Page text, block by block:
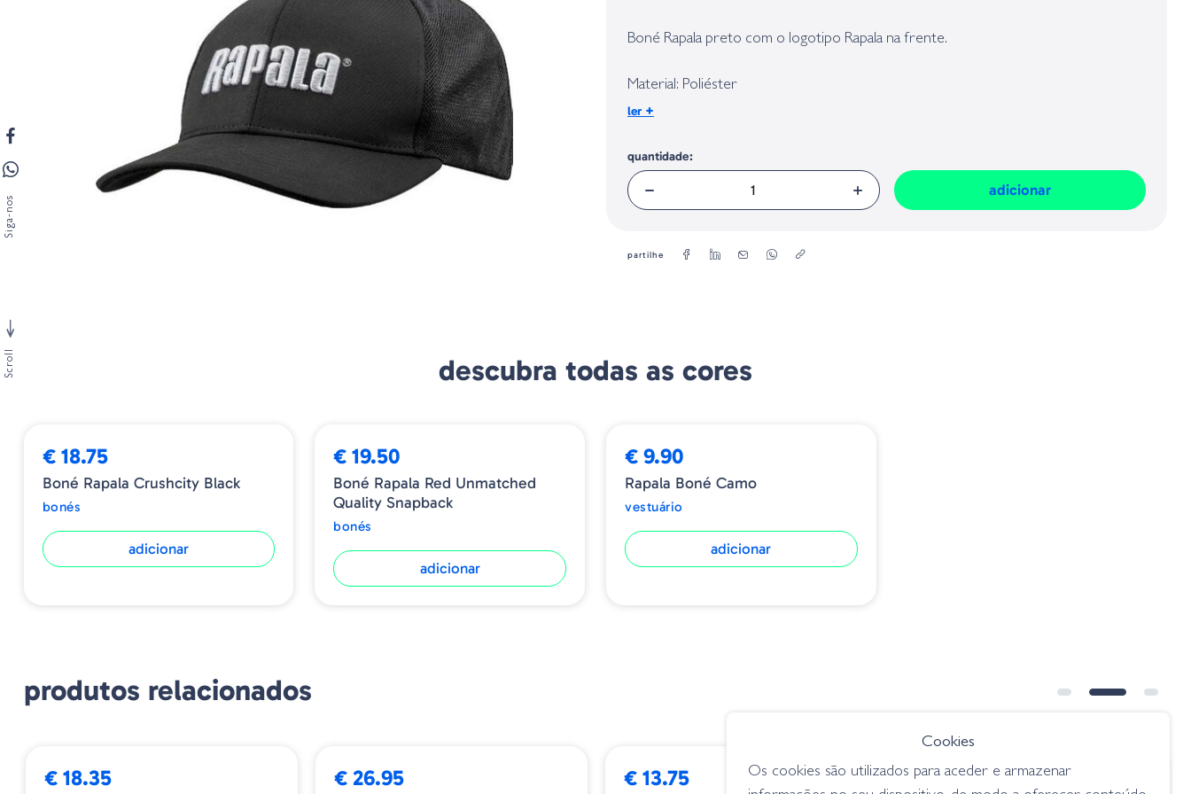
Boné Rapala preto com o logotipo Rapala na frente.
Material: Poliéster
Logotipo bordado
Cor: preto
ler +
quantidade:
adicionar
partilhe
descubra todas as cores
€ 18.75
Boné Rapala Crushcity Black
bonés
adicionar
€ 19.50
Boné Rapala Red Unmatched
Quality Snapback
bonés
adicionar
€ 9.90
Rapala Boné Camo
vestuário
adicionar
produtos relacionados
€ 18.35 € 26.95 € 13.75 € 13.75
Siga-nos
Scroll
Cookies
Os cookies são utilizados para aceder e armazenar